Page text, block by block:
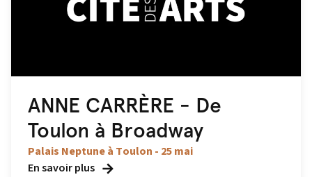
ANNE CARRÈRE - De
Toulon à Broadway
Palais Neptune à Toulon - 25 mai
En savoir plus